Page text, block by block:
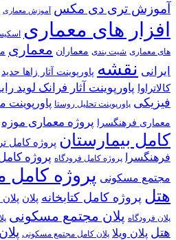
آموزش تری دی مکس آموزش معماری
افزار های معماری
های معماری شیت بندی معماران معماری
ایرانی نقشه پاورپوینت آثار زاها حدید
کالاتراوا پاورپوینت آثار فرانک لوید
فیزیکی پاورپوینت تحلیل روستا پاورپوینت
معماری فرهنگسرا پروژه معماری موزه
کامل بیمارستان پروژه کامل
فرهنگسرا
پروژه کامل فرودگاه پروژه
مجتمع مسکونی پروژه کامل
هتل پروژه کامل کتابخانه پلان
پلان فرودگاه پلان مجتمع مسکونی
هتل پلان ویلا پلان کامل مجتمع مسکونی